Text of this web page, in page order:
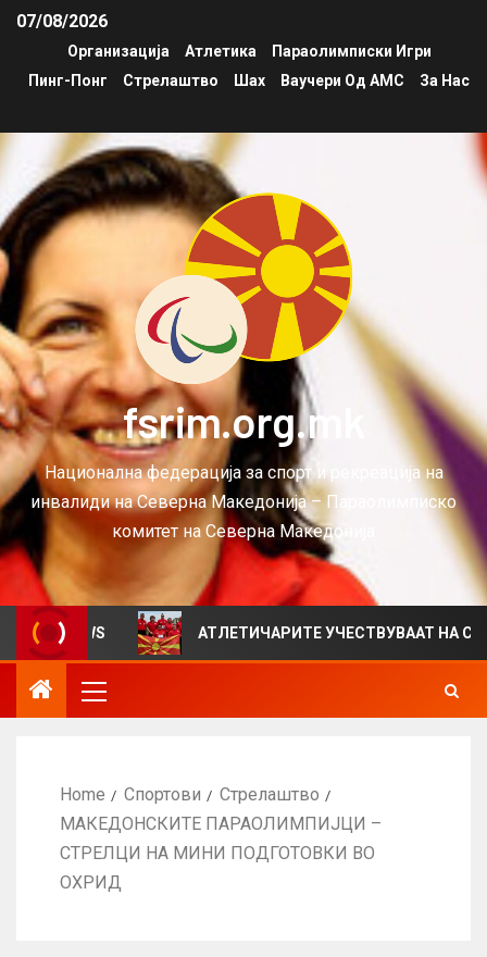
07/08/2026
Организација Атлетика
Параолимписки Игри
Пинг-Понг
Стрелаштво Шах Ваучери Од АМС За Нас
fsrim.org.mk
Национална федерација за спорт и рекреација на
инвалиди на Северна Македонија – Параолимписко
комитет на Северна Македонија
АТЛЕТИЧАРИТЕ УЧЕСТВУВААТ НА СРБИЈА
Home Спортови
Стрелаштво
МАКЕДОНСКИТЕ ПАРАОЛИМПИЈЦИ –
СТРЕЛЦИ НА МИНИ ПОДГОТОВКИ ВО
ОХРИД